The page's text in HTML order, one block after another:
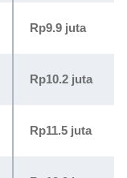
Rp9.9 juta
Rp10.2 juta
Rp11.5 juta